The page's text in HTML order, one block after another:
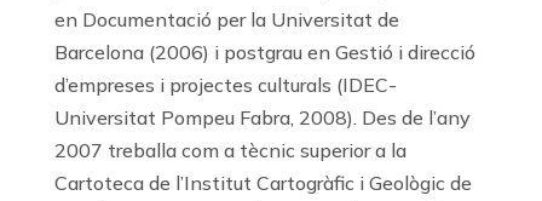
en Documentació per la Universitat de
Barcelona (2006) i postgrau en Gestió i direcció
d’empreses i projectes culturals (IDEC-
Universitat Pompeu Fabra, 2008). Des de l’any
2007 treballa com a tècnic superior a la
Cartoteca de l’Institut Cartogràfic i Geològic de